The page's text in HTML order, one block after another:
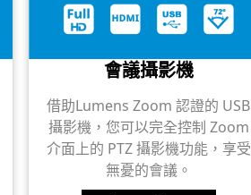
會議攝影機
借助Lumens Zoom 認證的 USB
攝影機，您可以完全控制 Zoom
介面上的 PTZ 攝影機功能，享受
無憂的會議。